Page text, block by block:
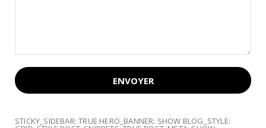
STICKY_SIDEBAR: TRUE HERO_BANNER: SHOW BLOG_STYLE: